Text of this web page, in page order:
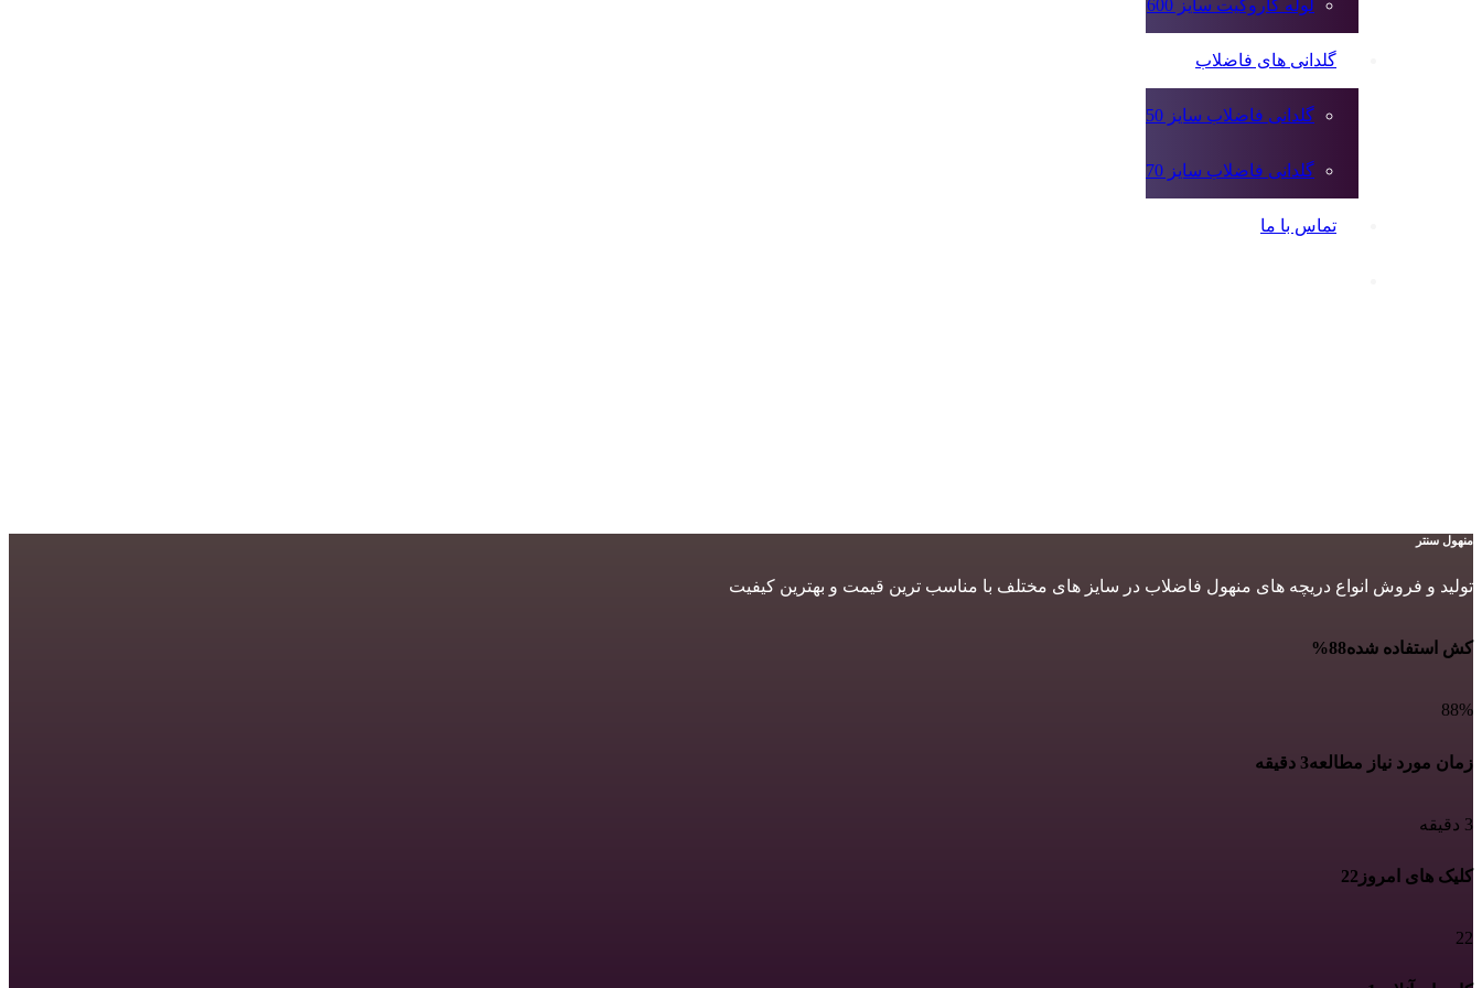
لوله کاروگیت سایز 600
گلدانی های فاضلاب
گلدانی فاضلاب سایز 50
گلدانی فاضلاب سایز 70
تماس با ما
منهول سنتر
تولید و فروش انواع دریچه های منهول فاضلاب در سایز های مختلف با مناسب ترین قیمت و بهترین کیفیت
کش استفاده شده88%
88%
زمان مورد نیاز مطالعه3 دقیقه
3 دقیقه
کلیک های امروز 22
22